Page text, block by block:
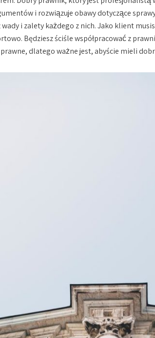
i rozwiązuje obawy dotyczące
i zalety każdego z nich. Jako klient
Będziesz ściśle współpracować z
dlatego ważne jest, abyście mieli